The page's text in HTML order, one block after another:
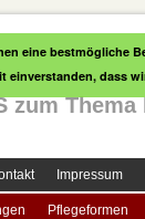
zum Thema
Impressum
Pflegeformen
eine bestmögliche
einverstanden, dass